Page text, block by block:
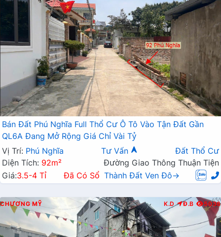
Bán Đất Phú Nghĩa Full Thổ Cư Ô Tô Vào Tận Đất Gần
QL6A Đang Mở Rộng Giá Chỉ Vài Tỷ
Vị Trí: Phú Nghĩa Tư Vấn
Đất Thổ Cư
Diện Tích: 92m²
Đường Giao Thông Thuận Tiện
Giá:3.5-4 Tỉ Đã Có Sổ Thành Đất Ven Đô→
CHƯƠNG MỸ K.D Đ.B 5036